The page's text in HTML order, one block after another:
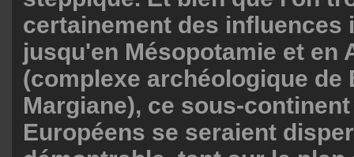
certainement des influences
jusqu'en Mésopotamie et en
(complexe archéologique de
Margiane), ce sous-
Européens se seraient